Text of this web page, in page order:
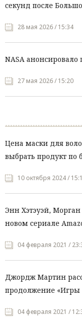
секунд после
28 мая 2026 / 15:34
NASA
27 мая 2026 / 15:20
Цена маски для
выбрать продукт по
10 октября 2024 /
Энн Хэтэуэй,
новом сериале
04 февраля 2021 /
Джордж Мартин
продолжение «Игры
04 февраля 2021 /